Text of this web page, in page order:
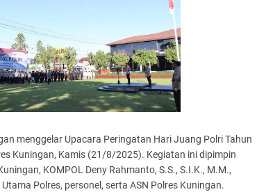
menggelar Upacara Peringatan Hari Juang Polri Tahun
Kuningan, Kamis (21/8/2025). Kegiatan ini dipimpin
KOMPOL Deny Rahmanto, S.S., S.I.K., M.M.,
Polres, personel, serta ASN Polres Kuningan.